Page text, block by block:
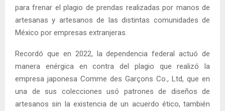
para frenar el plagio de prendas realizadas por manos de
artesanas y artesanos de las distintas comunidades de
México por empresas extranjeras.
Recordó que en 2022, la dependencia federal actuó de
manera enérgica en contra del plagio que realizó la
empresa japonesa Comme des Garçons Co., Ltd, que en
una de sus colecciones usó patrones de diseños de
artesanos sin la existencia de un acuerdo ético, también